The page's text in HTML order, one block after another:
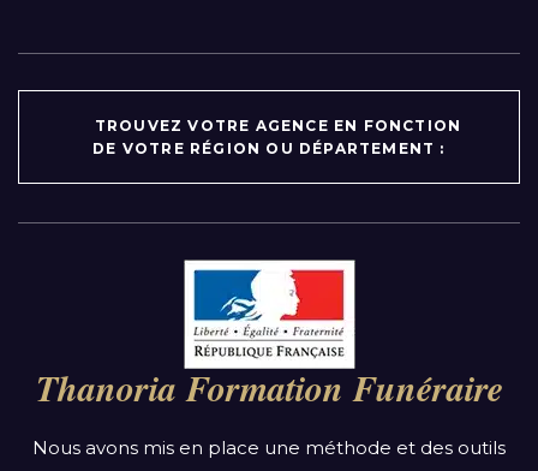
TROUVEZ VOTRE AGENCE EN FONCTION
DE VOTRE RÉGION OU DÉPARTEMENT :
Auvergne-Rhône-Alpes
Bourgogne-Franche-Comté
Bretagne
Centre-Val de Loire
Thanoria Formation Funéraire
Nous avons mis en place une méthode et des outils